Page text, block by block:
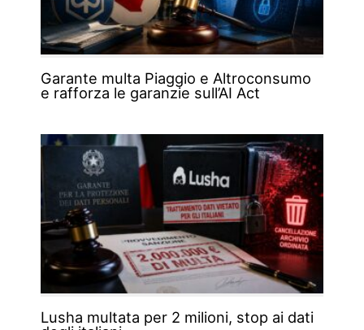
Garante multa Piaggio e Altroconsumo
e rafforza le garanzie sull’AI Act
Lusha multata per 2 milioni, stop ai dati